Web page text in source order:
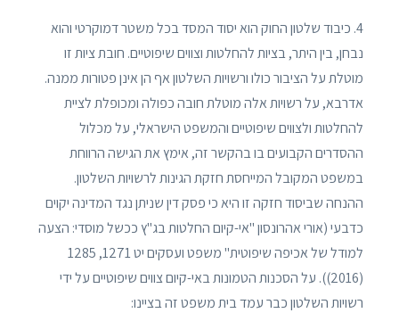
4. כיבוד שלטון החוק הוא יסוד המסד בכל משטר דמוקרטי והוא
נבחן, בין היתר, בציות להחלטות וצווים שיפוטיים. חובת ציות זו
מוטלת על הציבור כולו ורשויות השלטון אף הן אינן פטורות ממנה.
אדרבא, על רשויות אלה מוטלת חובה כפולה ומכופלת לציית
להחלטות ולצווים שיפוטיים והמשפט הישראלי, על מכלול
ההסדרים הקבועים בו בהקשר זה, אימץ את הגישה הרווחת
במשפט המקובל המייחסת חזקת הגינות לרשויות השלטון.
ההנחה שביסוד חזקה זו היא כי פסק דין שניתן נגד המדינה יקוים
כדבעי (אורי אהרונסון "אי-קיום החלטות בג"ץ ככשל מוסדי: הצעה
למודל של אכיפה שיפוטית" משפט ועסקים יט 1271, 1285
(2016)). על הסכנות הטמונות באי-קיום צווים שיפוטיים על ידי
רשויות השלטון כבר עמד בית משפט זה בציינו: